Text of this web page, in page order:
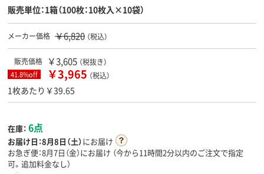
販売単位：1箱（100枚：10枚入×10袋）
メーカー価格 ￥6,820 （税込）
販売価格 ￥3,605 （税抜き）
41.8%off ￥3,965 （税込）
1枚あたり￥39.65
在庫： 6点
お届け日：8月8日（土）にお届け
お急ぎ便：8月7日（金）にお届け （今から11時間2分以内のご注文で指定
可。追加料金なし）